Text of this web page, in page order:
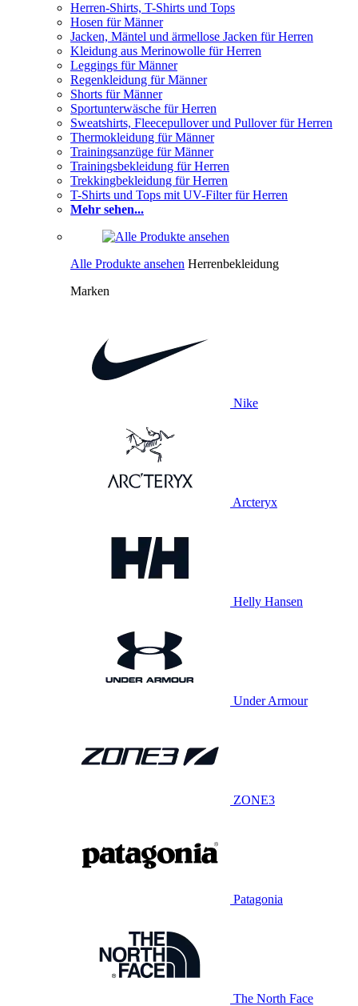
Herren-Shirts, T-Shirts und Tops
Hosen für Männer
Jacken, Mäntel und ärmellose Jacken für Herren
Kleidung aus Merinowolle für Herren
Leggings für Männer
Regenkleidung für Männer
Shorts für Männer
Sportunterwäsche für Herren
Sweatshirts, Fleecepullover und Pullover für Herren
Thermokleidung für Männer
Trainingsanzüge für Männer
Trainingsbekleidung für Herren
Trekkingbekleidung für Herren
T-Shirts und Tops mit UV-Filter für Herren
Mehr sehen...
Alle Produkte ansehen Herrenbekleidung
Marken
Nike
Arcteryx
Helly Hansen
Under Armour
ZONE3
Patagonia
The North Face